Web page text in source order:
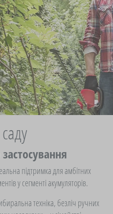
садової техніки
підтримка для амбітних
у сегменті акумуляторів.
техніка, безліч ручних